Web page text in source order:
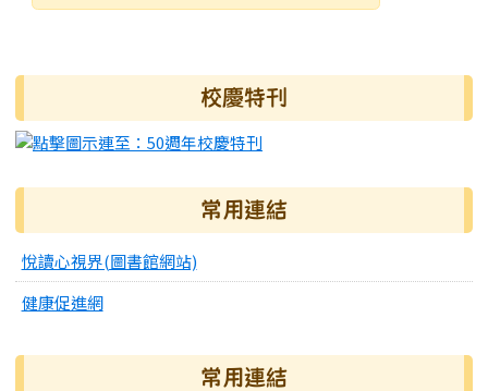
右邊區域內容 校慶特刊
常用連結
悅讀心視界(圖書館網站)
健康促進網
常用連結